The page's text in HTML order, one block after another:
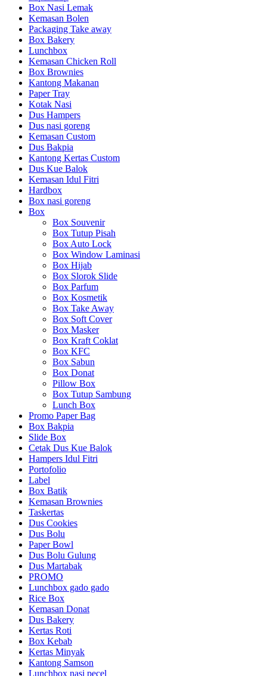
Box Nasi Lemak
Kemasan Bolen
Packaging Take away
Box Bakery
Lunchbox
Kemasan Chicken Roll
Box Brownies
Kantong Makanan
Paper Tray
Kotak Nasi
Dus Hampers
Dus nasi goreng
Kemasan Custom
Dus Bakpia
Kantong Kertas Custom
Dus Kue Balok
Kemasan Idul Fitri
Hardbox
Box nasi goreng
Box
Box Souvenir
Box Tutup Pisah
Box Auto Lock
Box Window Laminasi
Box Hijab
Box Slorok Slide
Box Parfum
Box Kosmetik
Box Take Away
Box Soft Cover
Box Masker
Box Kraft Coklat
Box KFC
Box Sabun
Box Donat
Pillow Box
Box Tutup Sambung
Lunch Box
Promo Paper Bag
Box Bakpia
Slide Box
Cetak Dus Kue Balok
Hampers Idul Fitri
Portofolio
Label
Box Batik
Kemasan Brownies
Taskertas
Dus Cookies
Dus Bolu
Paper Bowl
Dus Bolu Gulung
Dus Martabak
PROMO
Lunchbox gado gado
Rice Box
Kemasan Donat
Dus Bakery
Kertas Roti
Box Kebab
Kertas Minyak
Kantong Samson
Lunchbox nasi pecel